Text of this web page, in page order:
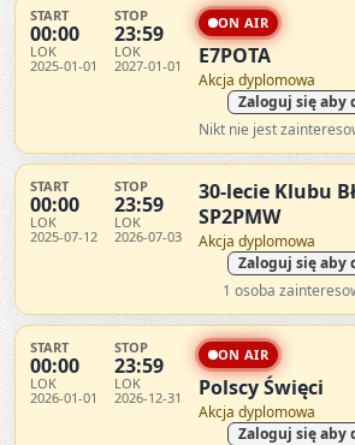
START
00:00
LOK
2025-01-01
STOP
23:59
LOK
2027-01-01
ON AIR
E7POTA
Akcja dyplomowa
Zaloguj się aby
Nikt nie jest
START
00:00
LOK
2025-07-12
STOP
23:59
LOK
2026-07-03
30-lecie Klubu
SP2PMW
Akcja dyplomowa
Zaloguj się aby
1 osoba
START
00:00
LOK
2026-01-01
STOP
23:59
LOK
2026-12-31
ON AIR
Polscy Święci
Akcja dyplomowa
Zaloguj się aby